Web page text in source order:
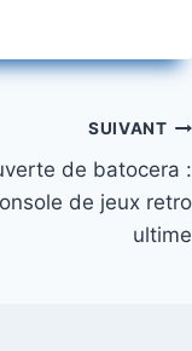
SUIVANT
de batocera :
de jeux retro
ultime